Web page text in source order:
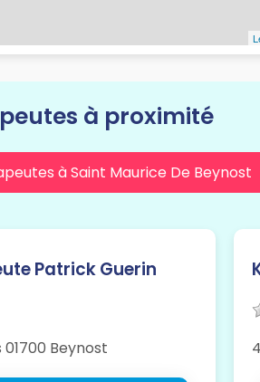
à proximité
à Saint Maurice De Beynost
Patrick Guerin
Beynost